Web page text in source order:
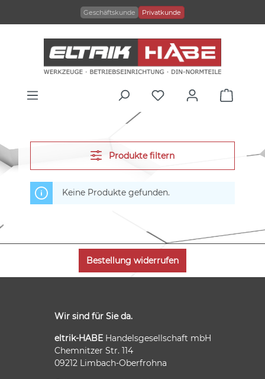
Geschäftskunde Privatkunde
Produkte filtern
Keine Produkte gefunden.
Bestellung widerrufen
Wir sind für Sie da.
eltrik-HABEHandelsgesellschaft mbH
Chemnitzer Str. 114
09212 Limbach-Oberfrohna